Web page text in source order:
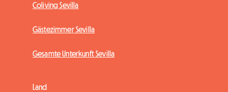
Coliving Sevilla
Gästezimmer Sevilla
Gesamte Unterkunft Sevilla
Land